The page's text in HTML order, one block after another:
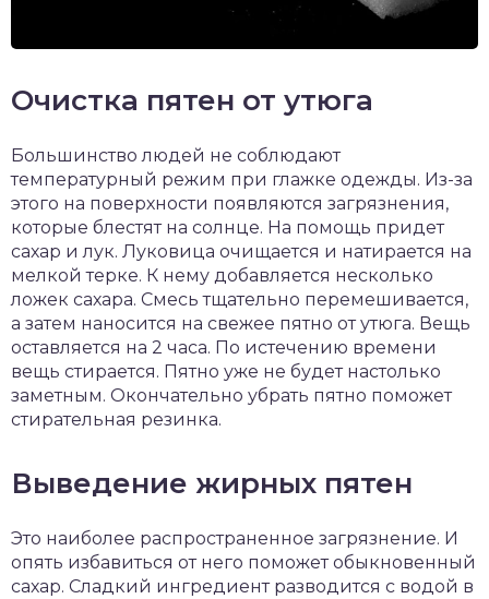
Очистка пятен от утюга
Большинство людей не соблюдают
температурный режим при глажке одежды. Из-за
этого на поверхности появляются загрязнения,
которые блестят на солнце. На помощь придет
сахар и лук. Луковица очищается и натирается на
мелкой терке. К нему добавляется несколько
ложек сахара. Смесь тщательно перемешивается,
а затем наносится на свежее пятно от утюга. Вещь
оставляется на 2 часа. По истечению времени
вещь стирается. Пятно уже не будет настолько
заметным. Окончательно убрать пятно поможет
стирательная резинка.
Выведение жирных пятен
Это наиболее распространенное загрязнение. И
опять избавиться от него поможет обыкновенный
сахар. Сладкий ингредиент разводится с водой в